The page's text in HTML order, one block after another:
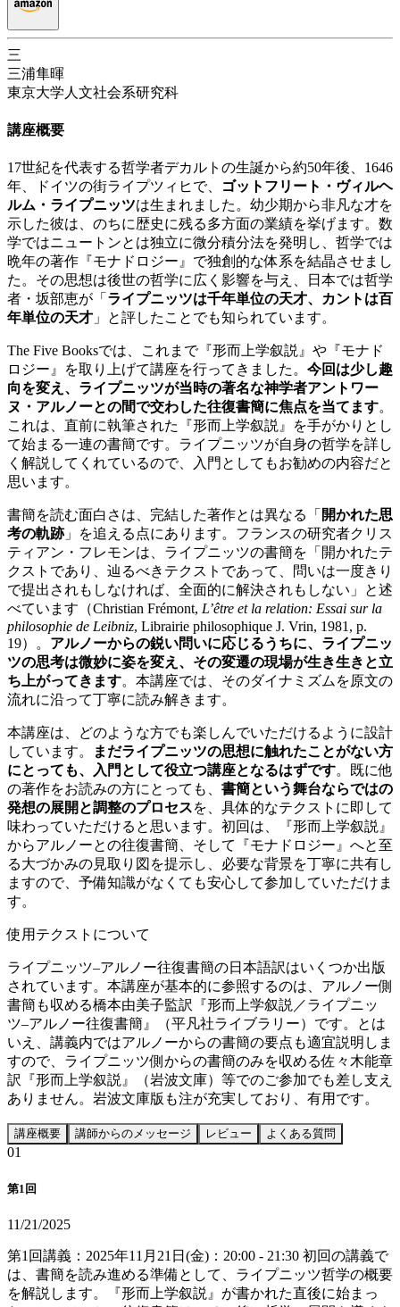
三
三浦隼暉
東京大学人文社会系研究科
講座概要
17世紀を代表する哲学者デカルトの生誕から約50年後、1646
年、ドイツの街ライプツィヒで、
ゴットフリート・ヴィルヘ
ルム・ライプニッツは生まれました。幼少期から非凡な才を
示した彼は、のちに歴史に残る多方面の業績を挙げます。数
学ではニュートンとは独立に微分積分法を発明し、哲学では
晩年の著作『モナドロジー』で独創的な体系を結晶させまし
た。その思想は後世の哲学に広く影響を与え、日本では哲学
者・坂部恵が「 ライプニッツは千年単位の天才、カントは百
年単位の天才 」と評したことでも知られています。
The Five Booksでは、これまで『形而上学叙説』や『モナド
ロジー』を取り上げて講座を行ってきました。 今回は少し趣
向を変え、ライプニッツが当時の著名な神学者アントワー
ヌ・アルノーとの間で交わした往復書簡に焦点を当てます。
これは、直前に執筆された『形而上学叙説』を手がかりとし
て始まる一連の書簡です。ライプニッツが自身の哲学を詳し
く解説してくれているので、入門としてもお勧めの内容だと
思います。
書簡を読む面白さは、完結した著作とは異なる「 開かれた思
考の軌跡」を追える点にあります。フランスの研究者クリス
ティアン・フレモンは、ライプニッツの書簡を「開かれたテ
クストであり、辿るべきテクストであって、問いは一度きり
で提出されもしなければ、全面的に解決されもしない」と述
べています（Christian Frémont, L’être et la relation: Essai sur la
philosophie de Leibniz, Librairie philosophique J. Vrin, 1981, p.
19）。 アルノーからの鋭い問いに応じるうちに、ライプニッ
ツの思考は微妙に姿を変え、その変遷の現場が生き生きと立
ち上がってきます。本講座では、そのダイナミズムを原文の
流れに沿って丁寧に読み解きます。
本講座は、どのような方でも楽しんでいただけるように設計
しています。
まだライプニッツの思想に触れたことがない方
にとっても、入門として役立つ講座となるはずです。既に他
の著作をお読みの方にとっても、 書簡という舞台ならではの
発想の展開と調整のプロセスを、具体的なテクストに即して
味わっていただけると思います。初回は、『形而上学叙説』
からアルノーとの往復書簡、そして『モナドロジー』へと至
る大づかみの見取り図を提示し、必要な背景を丁寧に共有し
ますので、予備知識がなくても安心して参加していただけま
す。
使用テクストについて
ライプニッツ–アルノー往復書簡の日本語訳はいくつか出版
されています。本講座が基本的に参照するのは、アルノー側
書簡も収める橋本由美子監訳『形而上学叙説／ライプニッ
ツ–アルノー往復書簡』（平凡社ライブラリー）です。とは
いえ、講義内ではアルノーからの書簡の要点も適宜説明しま
すので、ライプニッツ側からの書簡のみを収める佐々木能章
訳『形而上学叙説』（岩波文庫）等でのご参加でも差し支え
ありません。岩波文庫版も注が充実しており、有用です。
講座概要 講師からのメッセージ レビュー よくある質問
01
第1回
11/21/2025
第1回講義：2025年11月21日(金)：20:00 - 21:30 初回の講義で
は、書簡を読み進める準備として、ライプニッツ哲学の概要
を解説します。『形而上学叙説』が書かれた直後に始まっ